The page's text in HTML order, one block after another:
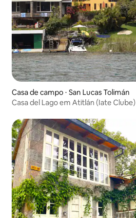
Casa de campo ⋅ San Lucas Tolimán
Casa del Lago em Atitlán (Iate Clube)